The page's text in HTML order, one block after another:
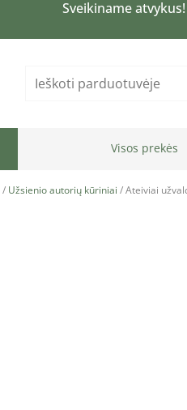
Sveikiname
Visos prekės
/ Užsienio autorių kūriniai / Ateiviai